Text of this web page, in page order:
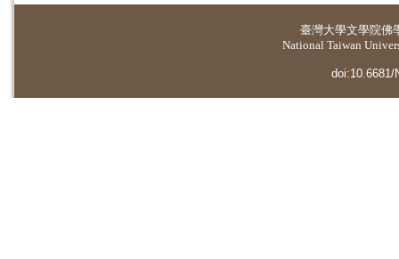
臺灣大學文學院佛
National Taiwan
doi:10.6681/